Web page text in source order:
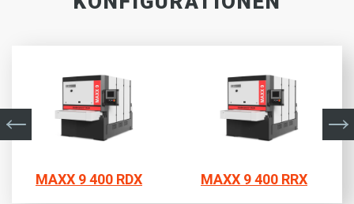
MAXX 9 400 RDX MAXX 9 400 RRX